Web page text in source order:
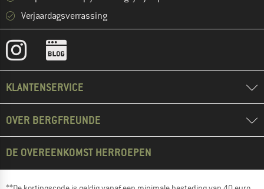
Verjaardagsverrassing
KLANTENSERVICE
OVER BERGFREUNDE
DE OVEREENKOMST HERROEPEN